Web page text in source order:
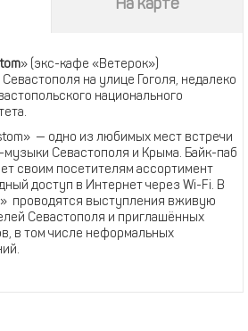
На карте
» (экс-кафе «Ветерок»)
на улице Гоголя, недалеко
национального
— одно из любимых мест встречи
музыки Севастополя и Крыма. Байк-паб
своим посетителям ассортимент
доступ в Интернет через Wi-Fi. В
проводятся выступления вживую
Севастополя и приглашённых
в том числе неформальных